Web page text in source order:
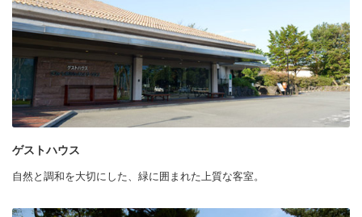
ゲストハウス
自然と調和を大切にした、緑に囲まれた上質な客室。